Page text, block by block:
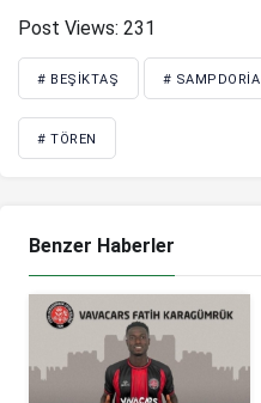
Post Views: 231
# BEŞIKTAŞ # SAMPDORIA
# TÖREN
Benzer Haberler